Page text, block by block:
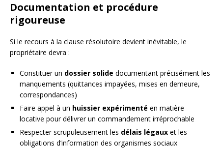
Documentation et procédure
rigoureuse
Si le recours à la clause résolutoire devient inévitable, le
propriétaire devra :
Constituer un dossier solide documentant précisément les
manquements (quittances impayées, mises en demeure,
correspondances)
Faire appel à un huissier expérimenté en matière
locative pour délivrer un commandement irréprochable
Respecter scrupuleusement les délais légaux et les
obligations d’information des organismes sociaux